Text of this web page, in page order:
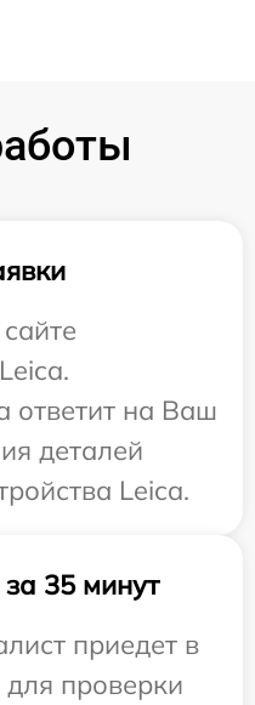
ответит на Ваш
деталей
Leica.
35 минут
приедет в
проверки